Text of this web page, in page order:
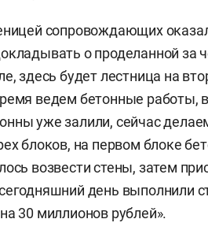
сопровождающих
о проделанной за
здесь будет лестница на
ведем бетонные работы,
уже залили, сейчас
блоков, на первом блоке
возвести стены, затем
день выполнили
30 миллионов рублей».